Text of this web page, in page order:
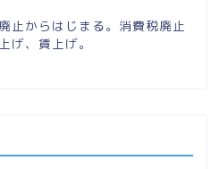
止からはじまる。消費税廃止
げ、賃上げ。